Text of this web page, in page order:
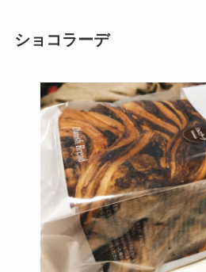
ショコラーデ